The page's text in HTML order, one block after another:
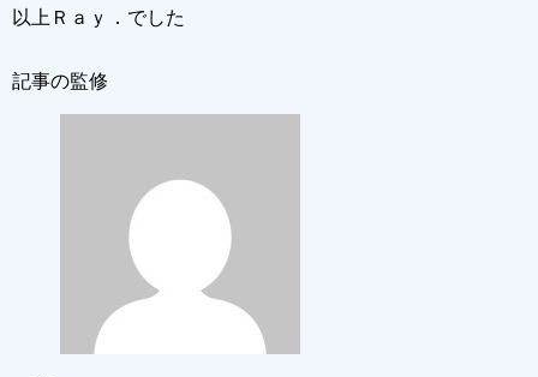
以上Ｒａｙ．でした
記事の監修